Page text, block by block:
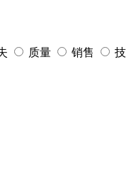
质量 销售
技